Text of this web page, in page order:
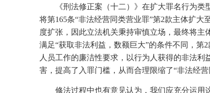
《刑法修正案（十二）》在扩大罪名行为
将第165条“非法经营同类营业罪”第2款主体扩大
度扩张，因此立法机关秉持审慎立场，最终将
满足“获取非法利益，数额巨大”的条件不同，第2
人员工作的廉洁性要求，以行为人获得的非法
害，提高了入罪门槛，从而合理限缩了“非法经
修法过程中也有意见认为，我们应充分运用